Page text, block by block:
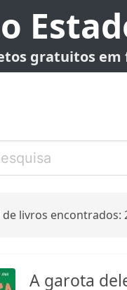
gratuitos em
livros encontrados:
A garota